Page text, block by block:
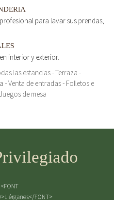
para lavar sus prendas,
interior y exterior.
las estancias - Terraza -
Venta de entradas - Folletos e
de mesa